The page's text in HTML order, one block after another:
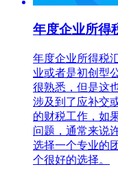
年度企业所得
年度企业所得税
业或者是初创型
很熟悉，但是这
涉及到了应补交
的财税工作，如
问题，通常来说
选择一个专业的
个很好的选择。